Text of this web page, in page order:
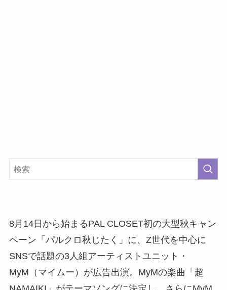
8月14日から始まるPAL CLOSET初の大型秋キャン
ペーン「パルクロ秋じたく」に、Z世代を中心に
SNSで話題の3人組アーティストユニット・
MyM（マイムー）が広告出演。MyMの楽曲「超